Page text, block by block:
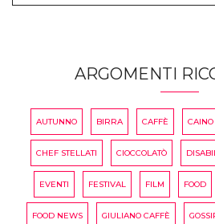
ARGOMENTI
AUTUNNO BIRRA CAFFÈ CAINO
CHEF STELLATI CIOCCOLATÒ
EVENTI FESTIVAL FILM FOOD
FOOD NEWS GIULIANO CAFFÈ